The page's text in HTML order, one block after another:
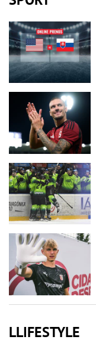
LLIFESTYLE